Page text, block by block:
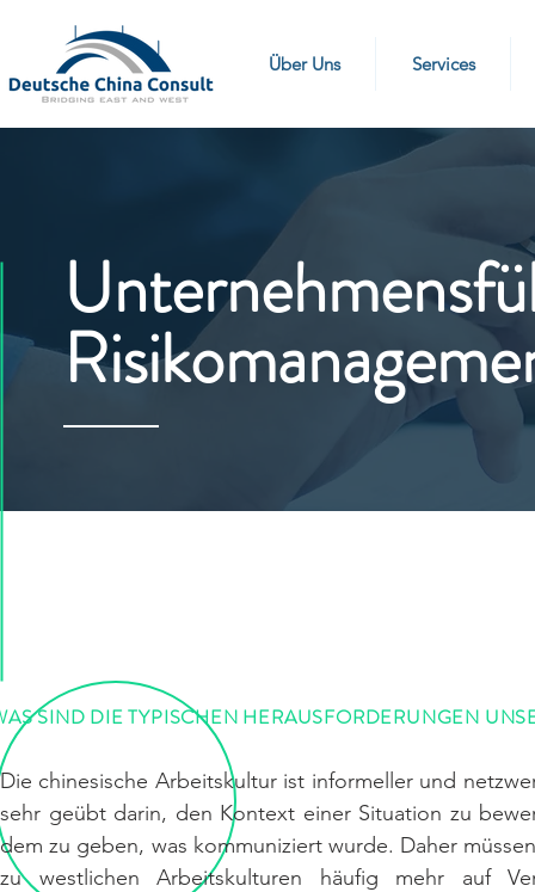
Über Uns Services
SIND DIE TYPISCHEN HERAUSFORDERUNGEN
Die chinesische Arbeitskultur ist informeller und
sehr geübt darin, den Kontext einer Situation zu
dem zu geben, was kommuniziert wurde. Daher
zu westlichen Arbeitskulturen häufig mehr auf